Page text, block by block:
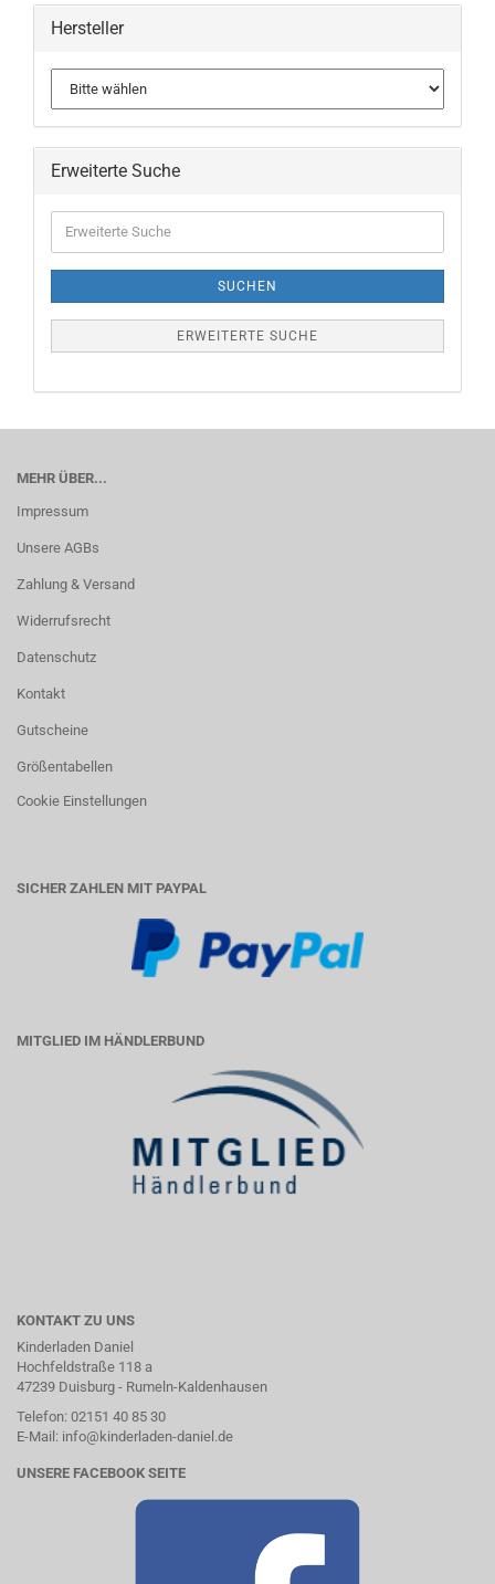
Hersteller
Erweiterte Suche
SUCHEN
ERWEITERTE SUCHE
MEHR ÜBER...
Impressum
Unsere AGBs
Zahlung & Versand
Widerrufsrecht
Datenschutz
Kontakt
Gutscheine
Größentabellen
Cookie Einstellungen
SICHER ZAHLEN MIT PAYPAL
MITGLIED IM HÄNDLERBUND
KONTAKT ZU UNS
Kinderladen Daniel
Hochfeldstraße 118 a
47239 Duisburg - Rumeln-Kaldenhausen
Telefon: 02151 40 85 30
E-Mail: info@kinder laden-daniel .de
UNSERE FACEBOOK SEITE